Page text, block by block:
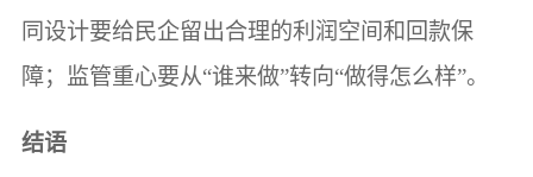
同设计要给民企留出合理的利润空间和回款保
障；监管重心要从“谁来做”转向“做得怎么样”。
结语